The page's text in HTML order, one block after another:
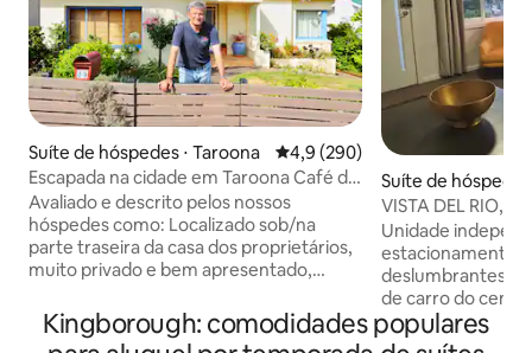
Suíte de hóspedes ⋅ Taroona 4,9 de uma avaliação média de
4,9 (290)
Escapada na cidade em Taroona Café da
manhã e estacionamento gratuitos
Avaliado e descrito pelos nossos
hóspedes como: Localizado sob/na
parte traseira da casa dos proprietários,
muito privado e bem apresentado,
de banheiro soberbo, cama confortável,
WIFI complementar e serviços de
Suíte de
e
VISTA DEL RIO,
vista para a
Unidade
estacionamento
deslumbrantes
de carro do
minutos de carro
com todas as
Kingborough: comodidades populares